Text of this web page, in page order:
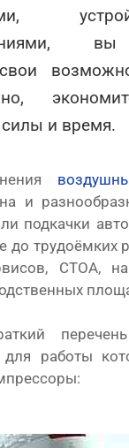
вы
свои
и время.
и
подкачки
до трудоёмких
СТОА,
для работы